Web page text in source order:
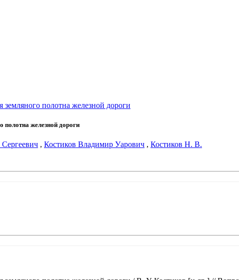
земляного полотна железной дороги
полотна железной дороги
, Костиков Владимир Уарович , Костиков Н. В.